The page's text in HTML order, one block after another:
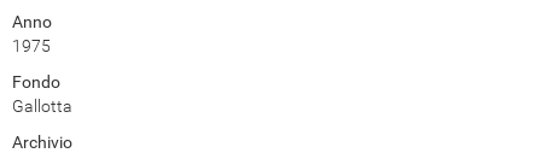
Anno
1975
Fondo
Gallotta
Archivio